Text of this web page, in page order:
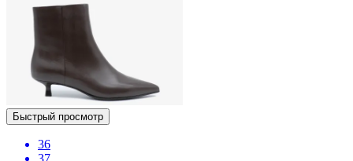
Быстрый просмотр
36
37